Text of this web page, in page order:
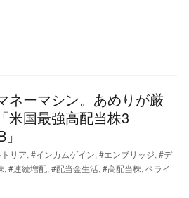
ネーマシン。あめりが厳
米国最強高配当株3
リア, #インカムゲイン, #エンブリッジ, #デ
, #連続増配, #配当金生活, #高配当株, ベライ